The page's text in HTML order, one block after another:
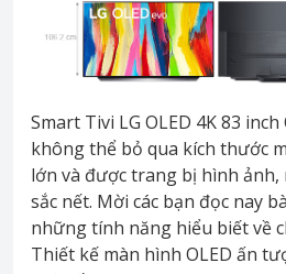
Smart Tivi LG OLED 4K 83 inch
không thể bỏ qua kích thước
lớn và được trang bị hình ảnh,
sắc nết. Mời các bạn đọc nay
những tính năng hiểu biết về
Thiết kế màn hình OLED ấn